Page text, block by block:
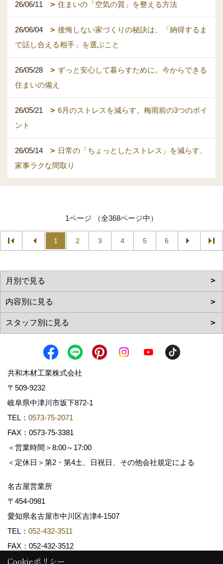
26/06/11 住まいの「空気の質」を整える方法
26/06/04
後悔しない家づくりの秘訣は、「納得するま
で話し合える相手」を選ぶこと
26/05/28
ずっと安心して暮らすために。今からできる
住まいの備え
26/05/21
6月のストレスを減らす。梅雨前の3つのポイ
ント
26/05/14
日常の「ちょっとしたストレス」を減らす、
家事ラクな間取り
1ページ （全368ページ中）
1 2 3 4 5 6
共和木材工業株式会社
〒509-9232
岐阜県中津川市坂下872‐1
TEL： 0573-75-2071
FAX：0573-75-3381
＜営業時間＞8:00～17:00
＜定休日＞第2・第4土、日祝日、その他会社規定による
名古屋営業所
〒454-0981
愛知県名古屋市中川区吉津4-1507
TEL： 052-432-3511
FAX：052-432-3512
Cookieポリシー